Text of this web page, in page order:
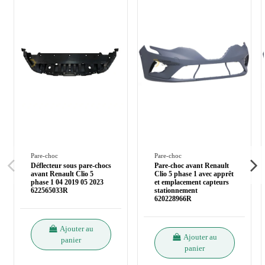
Pare-choc
Déflecteur sous pare-chocs
avant Renault Clio 5
phase 1 04 2019 05 2023
622565033R
Ajouter au
panier
Pare-choc
Pare-choc avant Renault
Clio 5 phase 1 avec apprêt
et emplacement capteurs
stationnement
620228966R
Ajouter au
panier